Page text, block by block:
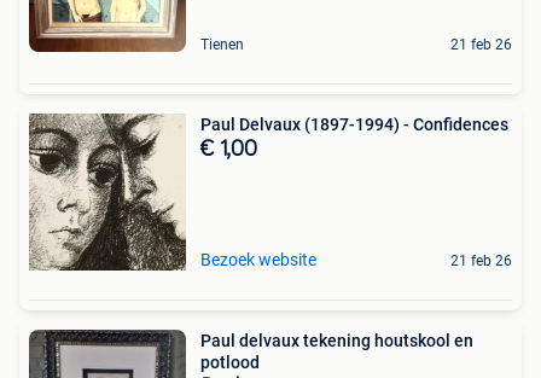
Tienen 21 feb 26
Paul Delvaux (1897-1994) - Confidences
€ 1,00
Bezoek website 21 feb 26
Paul delvaux tekening houtskool en
potlood